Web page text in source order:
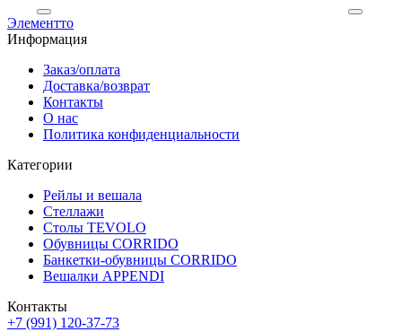
Элементто
Информация
Заказ/оплата
Доставка/возврат
Контакты
О нас
Политика конфиденциальности
Категории
Рейлы и вешала
Стеллажи
Столы TEVOLO
Обувницы CORRIDO
Банкетки-обувницы CORRIDO
Вешалки APPENDI
Контакты
+7 (991) 120-37-73